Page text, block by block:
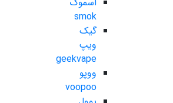
smok
گیک
ویپ
geekvape
ووپو
voopoo